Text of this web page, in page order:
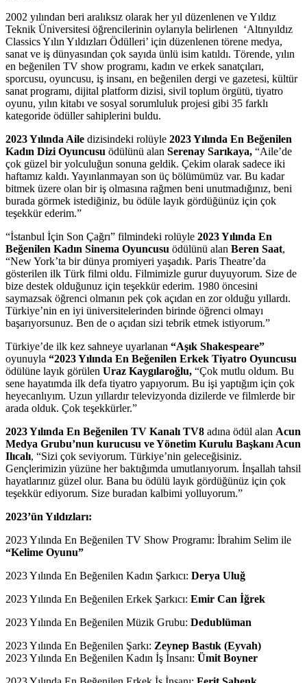
2002 yılından beri aralıksız olarak her yıl düzenlenen ve Yıldız
Teknik Üniversitesi öğrencilerinin oylarıyla belirlenen ‘Altınyıldız
Classics Yılın Yıldızları Ödülleri’ için düzenlenen törene medya,
sanat ve iş dünyasından çok sayıda ünlü isim katıldı. Törende, yılın
en beğenilen TV show programı, kadın ve erkek sanatçıları,
sporcusu, oyuncusu, iş insanı, en beğenilen dergi ve gazetesi, kültür
sanat programı, dijital platform dizisi, sivil toplum örgütü, tiyatro
oyunu, yılın kitabı ve sosyal sorumluluk projesi gibi 35 farklı
kategoride ödüller sahiplerini buldu.
2023 Yılında Aile dizisindeki rolüyle 2023 Yılında En Beğenilen
Kadın Dizi Oyuncusu ödülünü alan Serenay Sarıkaya, “Aile’de
çok güzel bir yolculuğun sonuna geldik. Çekim olarak sadece iki
haftamız kaldı. Yayınlanmayan son üç bölümümüz var. Bu kadar
bitmek üzere olan bir iş olmasına rağmen beni unutmadığınız, beni
burada görmek istediğiniz, bu ödüle layık gördüğünüz için çok
teşekkür ederim.”
“İstanbul İçin Son Çağrı” filmindeki rolüyle 2023 Yılında En
Beğenilen Kadın Sinema Oyuncusu ödülünü alan Beren Saat,
“New York’ta bir dünya promiyeri yaşadık. Paris Theatre’da
gösterilen ilk Türk filmi oldu. Filmimizle gurur duyuyorum. Size de
bize destek olduğunuz için teşekkür ederim. 1980 öncesini
saymazsak öğrenci olmanın pek çok açıdan en zor olduğu yıllardı.
Türkiye’nin en iyi üniversitelerinden birinde öğrenci olmayı
başarıyorsunuz. Ben de o açıdan sizi tebrik etmek istiyorum.”
Türkiye’de ilk kez sahneye uyarlanan “Aşık Shakespeare”
oyunuyla “2023 Yılında En Beğenilen Erkek Tiyatro Oyuncusu
ödülüne layık görülen Uraz Kaygılaroğlu, “Çok mutlu oldum. Bu
sene hayatımda ilk defa tiyatro yapıyorum. Bu işi yaptığım için çok
heyecanlıyım. Uzun yıllardır televizyonda dizilerde ve filmlerde bir
arada olduk. Çok teşekkürler.”
2023 Yılında En Beğenilen TV Kanalı TV8 adına ödül alan Acun
Medya Grubu’nun kurucusu ve Yönetim Kurulu Başkanı Acun
Ilıcalı, “Sizi çok seviyorum. Türkiye’nin geleceğisiniz.
Gençlerimizin yüzüne her baktığımda umutlanıyorum. İnşallah tahsil
hayatlarınız güzel olur. Bana bu ödülü layık gördüğünüz için çok
teşekkür ediyorum. Size buradan kalbimi yolluyorum.”
2023’ün Yıldızları:
2023 Yılında En Beğenilen TV Show Programı: İbrahim Selim ile
“Kelime Oyunu”
2023 Yılında En Beğenilen Kadın Şarkıcı: Derya Uluğ
2023 Yılında En Beğenilen Erkek Şarkıcı: Emir Can İğrek
2023 Yılında En Beğenilen Müzik Grubu: Dedublüman
2023 Yılında En Beğenilen Şarkı: Zeynep Bastık (Eyvah)
2023 Yılında En Beğenilen Kadın İş İnsanı: Ümit Boyner